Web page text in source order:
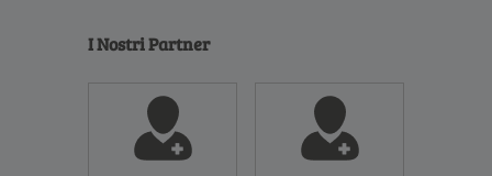
I Nostri Partner